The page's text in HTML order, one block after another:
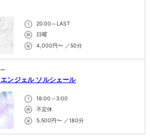
20:00～LAST
日曜
4,000円〜 ／50分
ンジェル ソルシェール
18:00～3:00
不定休
5,500円〜 ／180分